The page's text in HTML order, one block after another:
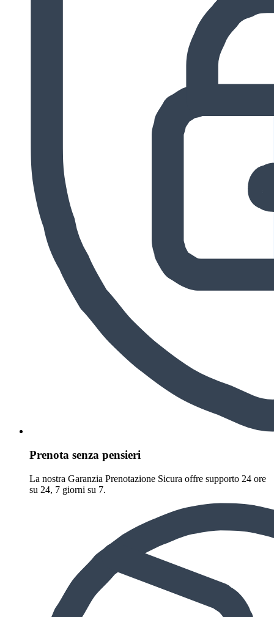
Prenota senza pensieri
La nostra Garanzia Prenotazione Sicura offre supporto 24 ore
su 24, 7 giorni su 7.